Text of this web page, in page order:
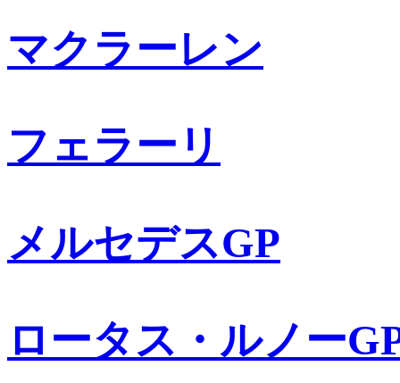
マクラーレン
フェラーリ
メルセデスGP
ロータス・ルノー